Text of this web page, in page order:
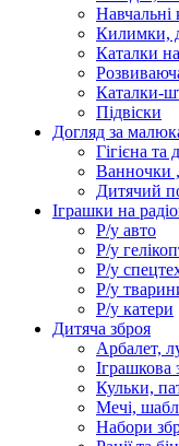
Килимки,
Каталки
Каталки-
Підвіски
Догляд за
Гігієна та
Ванночки
Дитячий
Іграшки на
Р/у авто
Р/у
Р/у
Р/у
Р/у катери
Дитяча зброя
Арбалет,
Іграшкова
Кульки,
Мечі,
Набори